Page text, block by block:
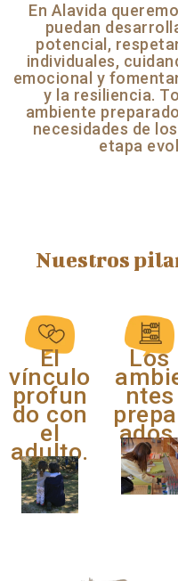
En Alavida
puedan
potencial,
individuales,
emocional y
y la resiliencia.
ambiente
necesidades de
etapa
Nuestros
El
vínculo
profun
do con
el
adulto.
Los
ntes
ados.